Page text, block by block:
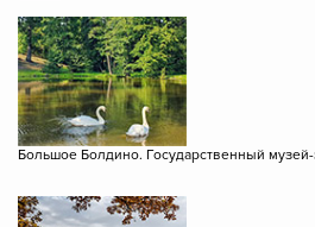
Большое Болдино. Государственный